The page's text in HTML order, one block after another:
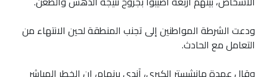
ودعت الشرطة المواطنين إلى تجنب المنطقة لحين الانتهاء من
التعامل مع الحادث.
وقال عمدة مانشستر الكبرى، آندي برنهام، إن الخطر المباشر